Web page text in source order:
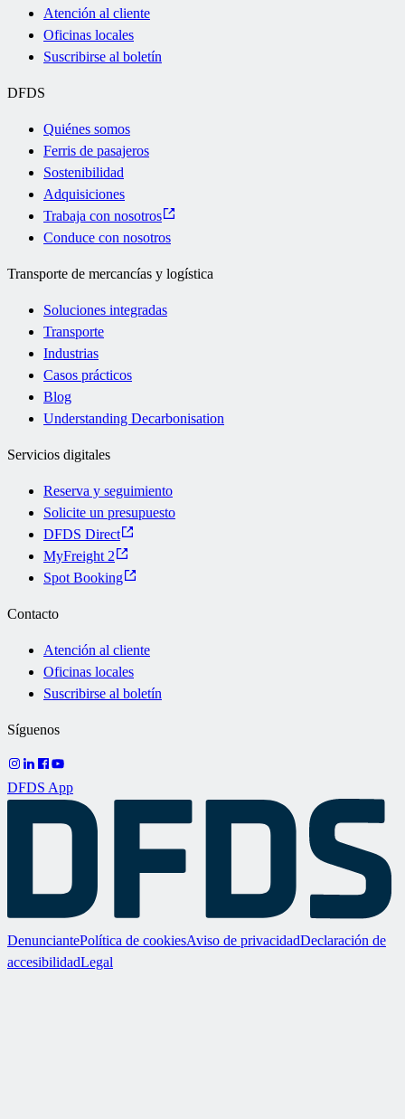
Atención al cliente
Oficinas locales
Suscribirse al boletín
DFDS
Quiénes somos
Ferris de pasajeros
Sostenibilidad
Adquisiciones
Trabaja con nosotros
Conduce con nosotros
Transporte de mercancías y logística
Soluciones integradas
Transporte
Industrias
Casos prácticos
Blog
Understanding Decarbonisation
Servicios digitales
Reserva y seguimiento
Solicite un presupuesto
DFDS Direct
MyFreight 2
Spot Booking
Contacto
Atención al cliente
Oficinas locales
Suscribirse al boletín
Síguenos
DFDS App
DenunciantePolítica de cookiesAviso de privacidadDeclaración de
accesibilidadLegal